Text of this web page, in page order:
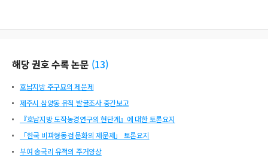
해당 권호 수록 논문 (13)
호남지방 주구묘의 제문제
제주시 삼양동 유적 발굴조사 중간보고
『호남지방 도작농경연구의 현단계』에 대한 토론요지
「한국 비파형동검 문화의 제문제」 토론요지
부여 송국리 유적의 주거양상